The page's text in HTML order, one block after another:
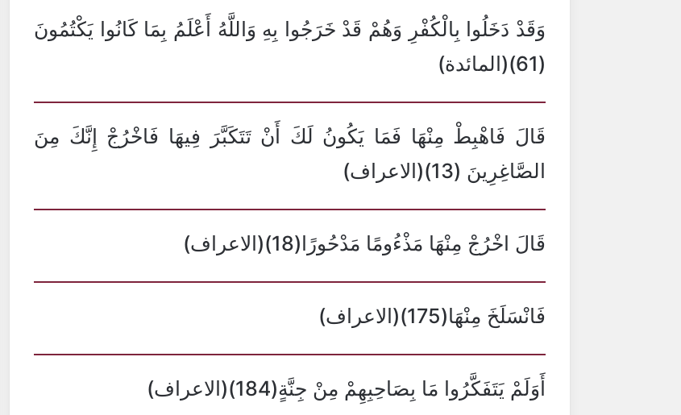
وَقَدْ دَخَلُوا بِالْكُفْرِ وَهُمْ قَدْ خَرَجُوا بِهِ وَاللَّهُ أَعْلَمُ بِمَا كَانُوا يَكْتُمُونَ
(61)(المائدة)
قَالَ فَاهْبِطْ مِنْهَا فَمَا يَكُونُ لَكَ أَنْ تَتَكَبَّرَ فِيهَا فَاخْرُجْ إِنَّكَ مِنَ
الصَّاغِرِينَ (13)(الاعراف)
قَالَ اخْرُجْ مِنْهَا مَذْءُومًا مَدْحُورًا(18)(الاعراف)
فَانْسَلَخَ مِنْهَا(175)(الاعراف)
أَوَلَمْ يَتَفَكَّرُوا مَا بِصَاحِبِهِمْ مِنْ جِنَّةٍ(184)(الاعراف)